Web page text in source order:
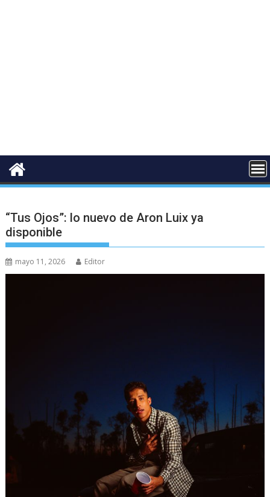
“Tus Ojos”: lo nuevo de Aron Luix ya
disponible
mayo 11, 2026 Editor